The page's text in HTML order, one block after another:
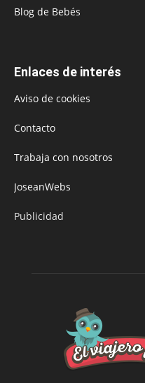
Blog de Bebés
Enlaces de interés
Aviso de cookies
Contacto
Trabaja con nosotros
JoseanWebs
Publicidad